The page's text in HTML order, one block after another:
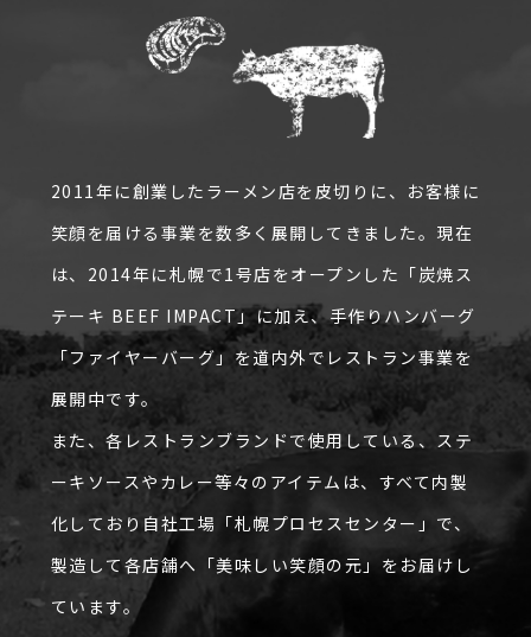
2011年に創業したラーメン店を皮切りに、お客様に
笑顔を届ける事業を数多く展開してきました。現在
は、2014年に札幌で1号店をオープンした「炭焼ス
テーキ BEEF IMPACT」に加え、手作りハンバーグ
「ファイヤーバーグ」を道内外でレストラン事業を
展開中です。
また、各レストランブランドで使用している、ステ
ーキソースやカレー等々のアイテムは、すべて内製
化しており自社工場「札幌プロセスセンター」で、
製造して各店舗へ「美味しい笑顔の元」をお届けし
ています。